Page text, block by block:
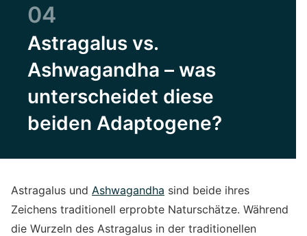
04
Astragalus vs.
Ashwagandha – was
unterscheidet diese
beiden Adaptogene?
Astragalus und Ashwagandha sind beide ihres
Zeichens traditionell erprobte Naturschätze. Während
die Wurzeln des Astragalus in der traditionellen